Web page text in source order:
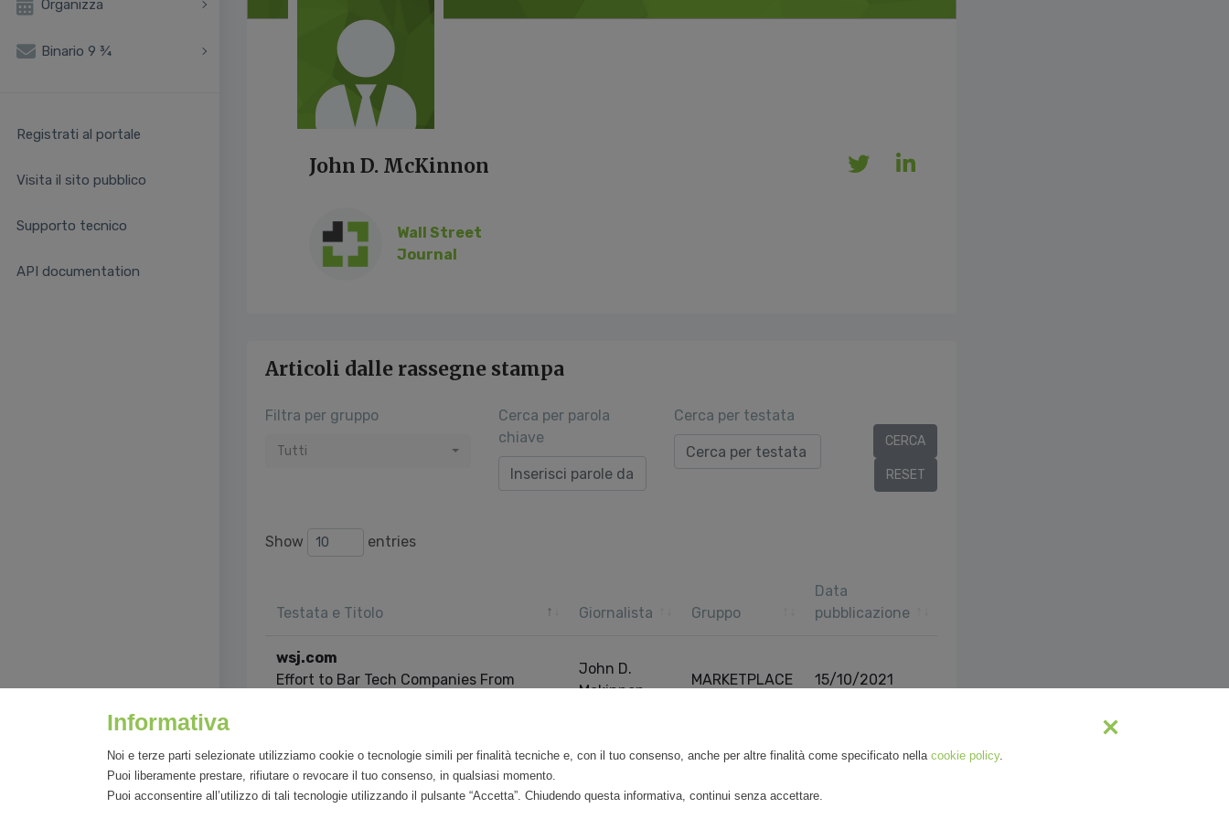
Organizza
Binario 9 ¾
Registrati al portale
Visita il sito pubblico
Supporto tecnico
API documentation
John D. McKinnon
Wall Street
Journal
Articoli dalle rassegne stampa
Filtra per gruppo
Tutti
Cerca per parola
chiave
Cerca per testata
Show entries
Testata e Titolo Giornalista Gruppo
Data
pubblicazione
wsj.com
Effort to Bar Tech Companies From
John D.
Mckinnon
MARKETPLACE 15/10/2021
Showing 1 to 1 of 1 entries Previous 1 Next
Informativa
Noi e terze parti selezionate utilizziamo cookie o tecnologie simili per finalità tecniche e, con il tuo consenso, anche per altre finalità come specificato nella cookie policy.
Puoi liberamente prestare, rifiutare o revocare il tuo consenso, in qualsiasi momento.
Puoi acconsentire all’utilizzo di tali tecnologie utilizzando il pulsante “Accetta”. Chiudendo questa informativa, continui senza accettare.